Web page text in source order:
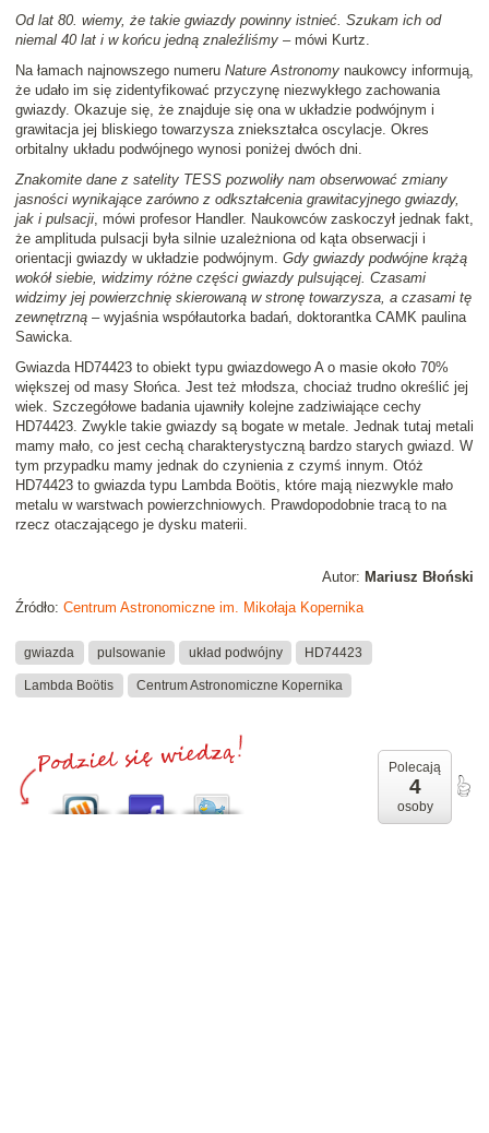
Od lat 80. wiemy, że takie gwiazdy powinny istnieć. Szukam ich od
niemal 40 lat i w końcu jedną znaleźliśmy – mówi Kurtz.
Na łamach najnowszego numeru Nature Astronomy naukowcy informują,
że udało im się zidentyfikować przyczynę niezwykłego zachowania
gwiazdy. Okazuje się, że znajduje się ona w układzie podwójnym i
grawitacja jej bliskiego towarzysza zniekształca oscylacje. Okres
orbitalny układu podwójnego wynosi poniżej dwóch dni.
Znakomite dane z satelity TESS pozwoliły nam obserwować zmiany
jasności wynikające zarówno z odkształcenia grawitacyjnego gwiazdy,
jak i pulsacji, mówi profesor Handler. Naukowców zaskoczył jednak fakt,
że amplituda pulsacji była silnie uzależniona od kąta obserwacji i
orientacji gwiazdy w układzie podwójnym. Gdy gwiazdy podwójne krążą
wokół siebie, widzimy różne części gwiazdy pulsującej. Czasami
widzimy jej powierzchnię skierowaną w stronę towarzysza, a czasami tę
zewnętrzną – wyjaśnia współautorka badań, doktorantka CAMK paulina
Sawicka.
Gwiazda HD74423 to obiekt typu gwiazdowego A o masie około 70%
większej od masy Słońca. Jest też młodsza, chociaż trudno określić jej
wiek. Szczegółowe badania ujawniły kolejne zadziwiające cechy
HD74423. Zwykle takie gwiazdy są bogate w metale. Jednak tutaj metali
mamy mało, co jest cechą charakterystyczną bardzo starych gwiazd. W
tym przypadku mamy jednak do czynienia z czymś innym. Otóż
HD74423 to gwiazda typu Lambda Boötis, które mają niezwykle mało
metalu w warstwach powierzchniowych. Prawdopodobnie tracą to na
rzecz otaczającego je dysku materii.
Autor: Mariusz Błoński
Źródło: Centrum Astronomiczne im. Mikołaja Kopernika
gwiazda pulsowanie układ podwójny HD74423
Lambda Boötis Centrum Astronomiczne Kopernika
Polecają
4
osoby